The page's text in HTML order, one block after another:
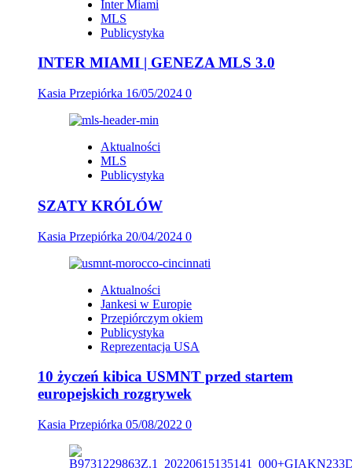
Inter Miami
MLS
Publicystyka
INTER MIAMI | GENEZA MLS 3.0
Kasia Przepiórka 16/05/2024 0
Aktualności
MLS
Publicystyka
SZATY KRÓLÓW
Kasia Przepiórka 20/04/2024 0
Aktualności
Jankesi w Europie
Przepiórczym okiem
Publicystyka
Reprezentacja USA
10 życzeń kibica USMNT przed startem
europejskich rozgrywek
Kasia Przepiórka 05/08/2022 0